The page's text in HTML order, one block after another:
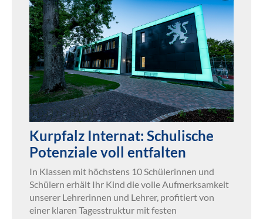
Kurpfalz Internat: Schulische
Potenziale voll entfalten
In Klassen mit höchstens 10 Schülerinnen und
Schülern erhält Ihr Kind die volle Aufmerksamkeit
unserer Lehrerinnen und Lehrer, profitiert von
einer klaren Tagesstruktur mit festen